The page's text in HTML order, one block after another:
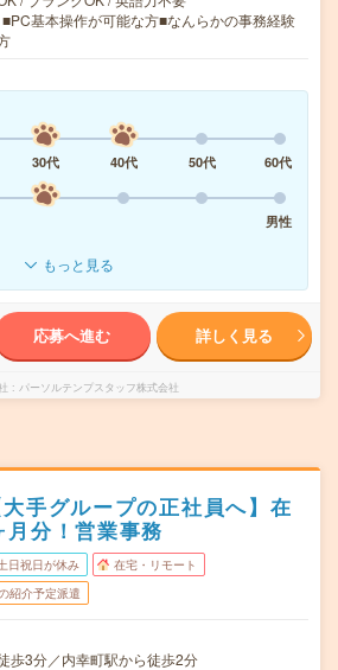
基本操作が可能な方■なんらかの事務経験
30代 40代 50代
60代
男性
もっと見る
応募へ進む 詳しく見る
パーソルテンプスタッフ株式会社
手グループの正社員へ】在
分！営業事務
日祝日が休み 在宅・リモート
紹介予定派遣
歩3分／内幸町駅から徒歩2分